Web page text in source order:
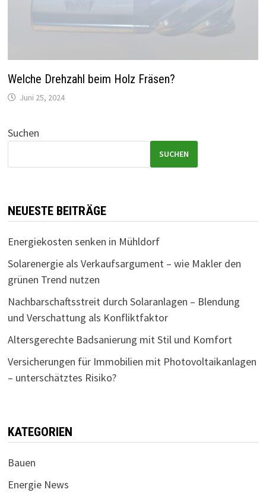
Welche Drehzahl beim Holz Fräsen?
Juni 25, 2024
Suchen
SUCHEN
NEUESTE BEITRÄGE
Energiekosten senken in Mühldorf
Solarenergie als Verkaufsargument – wie Makler den
grünen Trend nutzen
Nachbarschaftsstreit durch Solaranlagen – Blendung
und Verschattung als Konfliktfaktor
Altersgerechte Badsanierung mit Stil und Komfort
Versicherungen für Immobilien mit Photovoltaikanlagen
– unterschätztes Risiko?
KATEGORIEN
Bauen
Energie News